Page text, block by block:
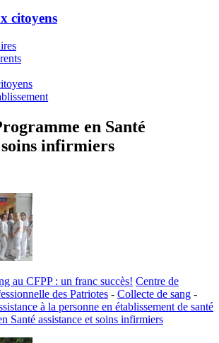
citoyens
en Santé
soins infirmiers
au CFPP : un franc succès! Centre de
des Patriotes - Collecte de sang -
à la personne en établissement de santé
Santé assistance et soins infirmiers